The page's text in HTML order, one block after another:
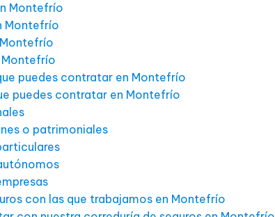
Montefrío
Montefrío
Montefrío
puedes contratar en Montefrío
puedes contratar en Montefrío
o patrimoniales
con las que trabajamos en Montefrío